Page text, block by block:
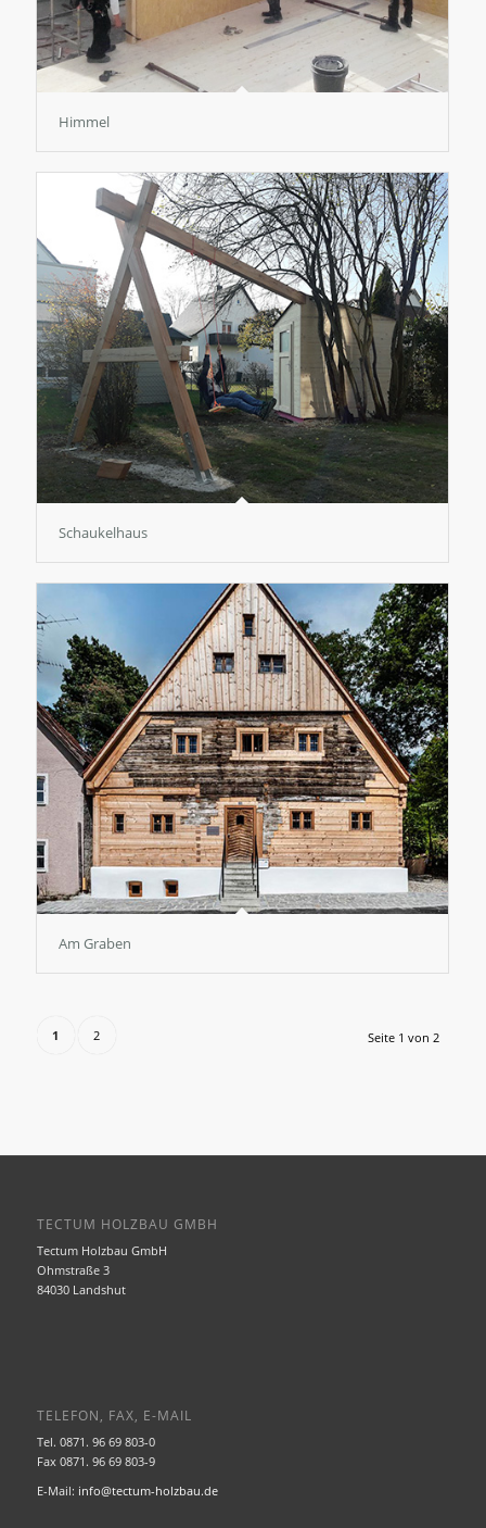
Himmel
Schaukelhaus
Am Graben
Seite 1 von 2
1 2
TECTUM HOLZBAU GMBH
Tectum Holzbau GmbH
Ohmstraße 3
84030 Landshut
TELEFON, FAX, E-MAIL
Tel. 0871. 96 69 803-0
Fax 0871. 96 69 803-9
E-Mail: info@tectum-holzbau.de